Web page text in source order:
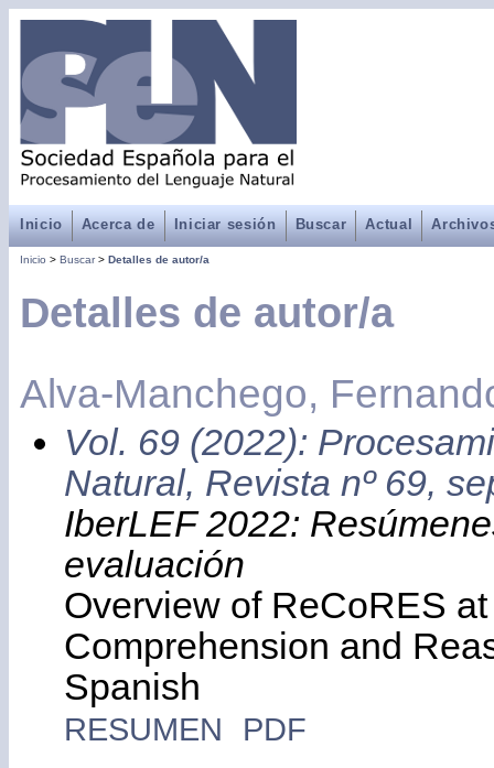
Inicio Acerca de Iniciar sesión Buscar Actual
Inicio > Buscar> Detalles de autor/a
Detalles de autor/a
Alva-Manchego,
Vol. 69 (2022):
Natural, Revista nº 69,
IberLEF 2022:
evaluación
Overview of ReCoRES
Comprehension and
Spanish
RESUMEN PDF